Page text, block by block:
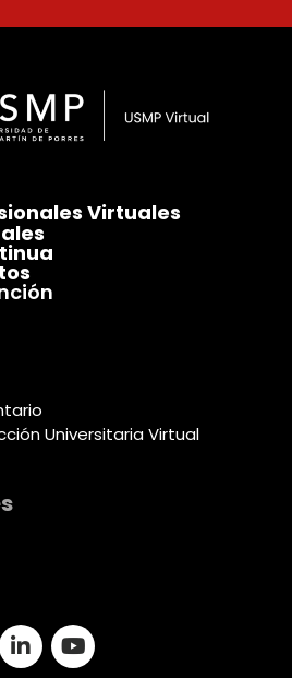
Virtuales
Universitaria Virtual